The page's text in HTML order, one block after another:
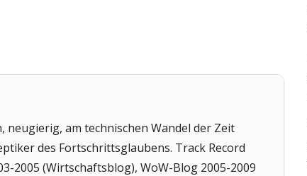
neugierig, am technischen Wandel der Zeit
des Fortschrittsglaubens. Track Record
2005 (Wirtschaftsblog), WoW-Blog 2005-2009